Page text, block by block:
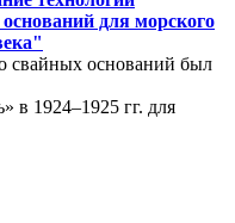
для морского
свайных оснований был
в 1924–1925 гг. для